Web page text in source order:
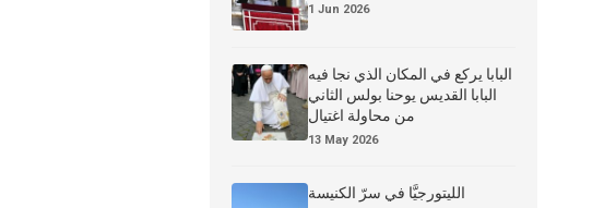
1 Jun 2026
البابا يركع في المكان الذي نجا فيه
البابا القديس يوحنا بولس الثاني
من محاولة اغتيال
13 May 2026
الليتورجيَّا في سرّ الكنيسة